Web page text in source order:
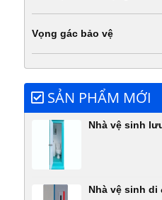
Vọng gác bảo vệ
SẢN PHẨM MỚI
Nhà vệ sinh
Nhà vệ sinh